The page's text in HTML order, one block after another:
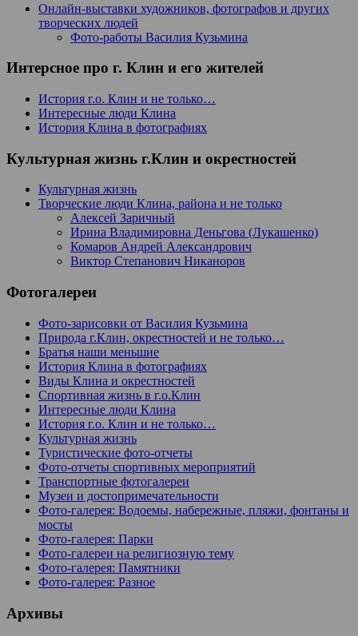
Онлайн-выставки художников, фотографов и других
творческих людей
Фото-работы Василия Кузьмина
Интерсное про г. Клин и его жителей
История г.о. Клин и не только…
Интересные люди Клина
История Клина в фотографиях
Культурная жизнь г.Клин и окрестностей
Культурная жизнь
Творческие люди Клина, района и не только
Алексей Заричный
Ирина Владимировна Деньгова (Лукашенко)
Комаров Андрей Александрович
Виктор Степанович Никаноров
Фотогалереи
Фото-зарисовки от Василия Кузьмина
Природа г.Клин, окрестностей и не только…
Братья наши меньшие
История Клина в фотографиях
Виды Клина и окрестностей
Спортивная жизнь в г.о.Клин
Интересные люди Клина
История г.о. Клин и не только…
Культурная жизнь
Туристические фото-отчеты
Фото-отчеты спортивных мероприятий
Транспортные фотогалереи
Музеи и достопримечательности
Фото-галерея: Водоемы, набережные, пляжи, фонтаны и
мосты
Фото-галерея: Парки
Фото-галереи на религиозную тему
Фото-галерея: Памятники
Фото-галерея: Разное
Архивы